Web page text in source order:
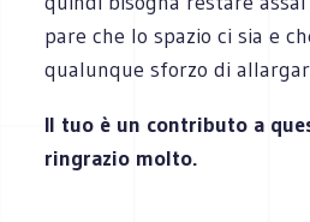
pare che lo spazio ci sia e
qualunque sforzo di
Il tuo è un contributo a
ringrazio molto.